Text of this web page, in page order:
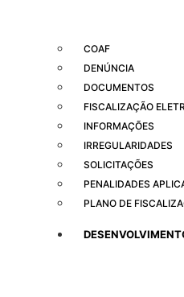
COAF
DENÚNCIA
DOCUMENTOS
FISCALIZAÇÃO
INFORMAÇÕES
IRREGULARIDADES
SOLICITAÇÕES
PENALIDADES
PLANO DE